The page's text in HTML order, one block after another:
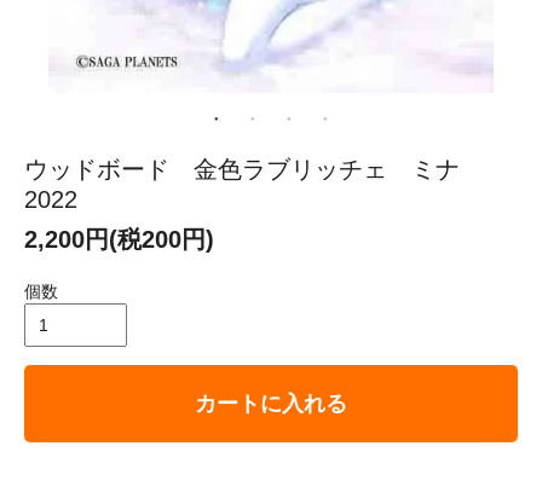
ウッドボード 金色ラブリッチェ ミナ
2022
2,200円(税200円)
個数
カートに入れる